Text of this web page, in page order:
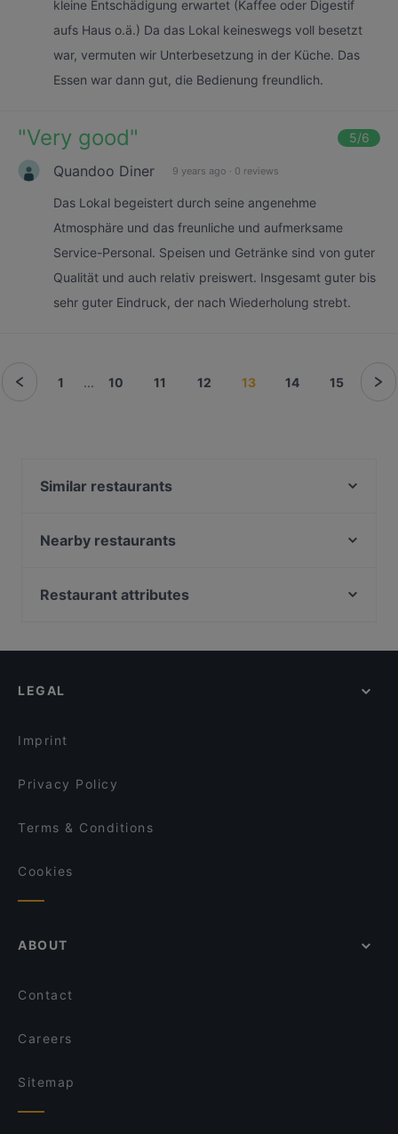
kleine Entschädigung erwartet (Kaffee oder Digestif
aufs Haus o.ä.) Da das Lokal keineswegs voll besetzt
war, vermuten wir Unterbesetzung in der Küche. Das
Essen war dann gut, die Bedienung freundlich.
"Very good" 5/6
Quandoo Diner 9 years ago · 0 reviews
Das Lokal begeistert durch seine angenehme
Atmosphäre und das freunliche und aufmerksame
Service-Personal. Speisen und Getränke sind von guter
Qualität und auch relativ preiswert. Insgesamt guter bis
sehr guter Eindruck, der nach Wiederholung strebt.
1 ... 10 11 12 13 14 15
Similar restaurants
George Restaurant Libanesische Küche
Restaurant Mkhunaa
La Cantina Rosso
Nearby restaurants
Riviera Restaurant & Bar
Calcutta
Cozy Asian Kitchen & Sushi
Restaurant attributes
Romantic Restaurants in Berlin
LEGAL
Imprint
Privacy Policy
Terms & Conditions
Cookies
ABOUT
Contact
Careers
Sitemap